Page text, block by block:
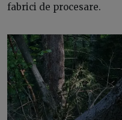
fabrici de procesare.